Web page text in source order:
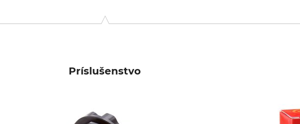
Príslušenstvo